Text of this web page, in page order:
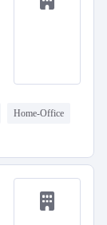
Home-Office